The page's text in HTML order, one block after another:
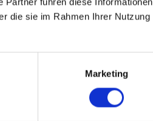
die sie im Rahmen Ihrer Nutzung
Marketing